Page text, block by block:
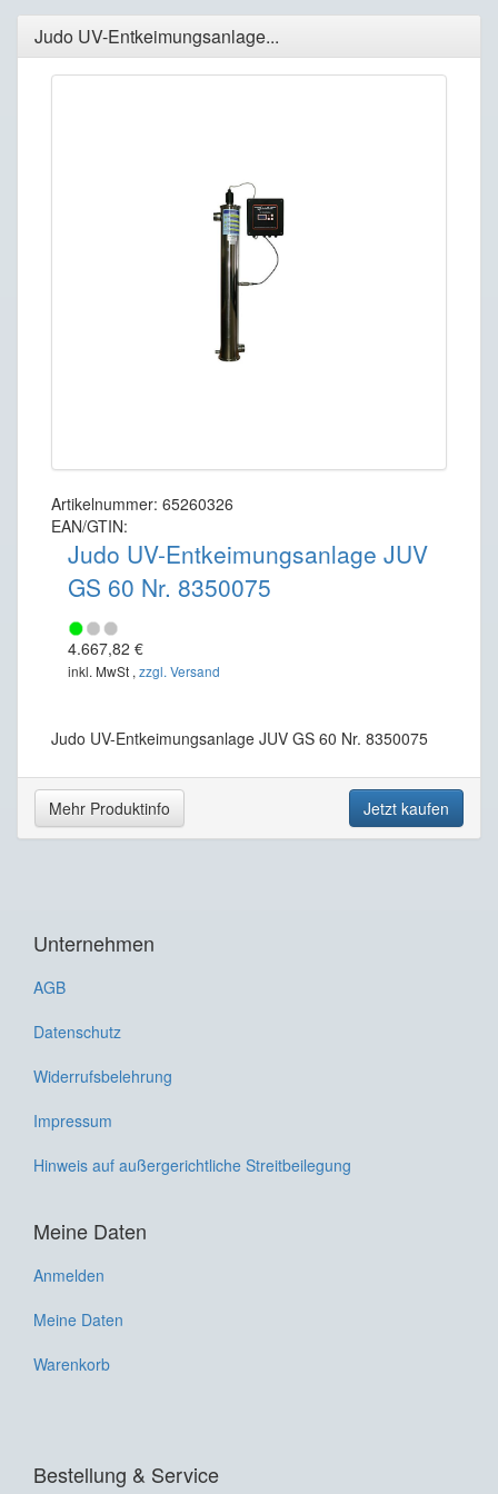
Judo UV-Entkeimungsanlage...
Artikelnummer: 65260326
EAN/GTIN:
Judo UV-Entkeimungsanlage JUV
GS 60 Nr. 8350075
4.667,82 €
inkl. MwSt , zzgl. Versand
Judo UV-Entkeimungsanlage JUV GS 60 Nr. 8350075
Mehr Produktinfo Jetzt kaufen
Unternehmen
AGB
Datenschutz
Widerrufsbelehrung
Impressum
Hinweis auf außergerichtliche Streitbeilegung
Meine Daten
Anmelden
Meine Daten
Warenkorb
Bestellung & Service